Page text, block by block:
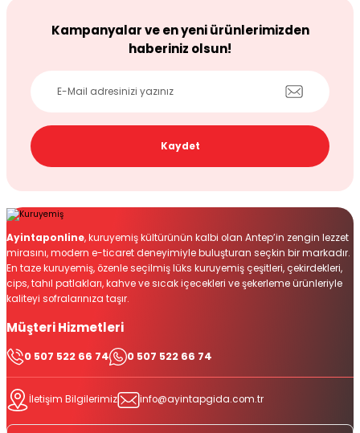
Kampanyalar ve en yeni ürünlerimizden
haberiniz olsun!
Kaydet
Ayintaponline, kuruyemiş kültürünün kalbi olan Antep’in zengin lezzet
mirasını, modern e-ticaret deneyimiyle buluşturan seçkin bir markadır.
En taze kuruyemiş, özenle seçilmiş lüks kuruyemiş çeşitleri, çekirdekleri,
cips, tahıl patlakları, kahve ve sıcak içecekleri ve şekerleme ürünleriyle
kaliteyi sofralarınıza taşır.
Müşteri Hizmetleri
0 507 522 66 74 0 507 522 66 74
İletişim Bilgilerimiz info@ayintapgida.com.tr